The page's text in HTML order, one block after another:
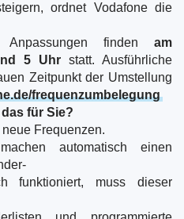
ordnet Vodafone die
finden am
5 Uhr statt. Ausführliche
Zeitpunkt der Umstellung
frequenzumbelegung
für Sie?
Frequenzen.
automatisch einen
funktioniert, muss dieser